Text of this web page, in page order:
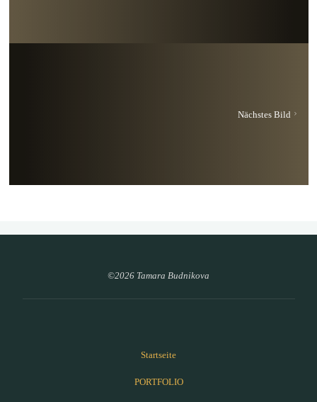
Nächstes Bild
©2026 Tamara Budnikova
Startseite
PORTFOLIO